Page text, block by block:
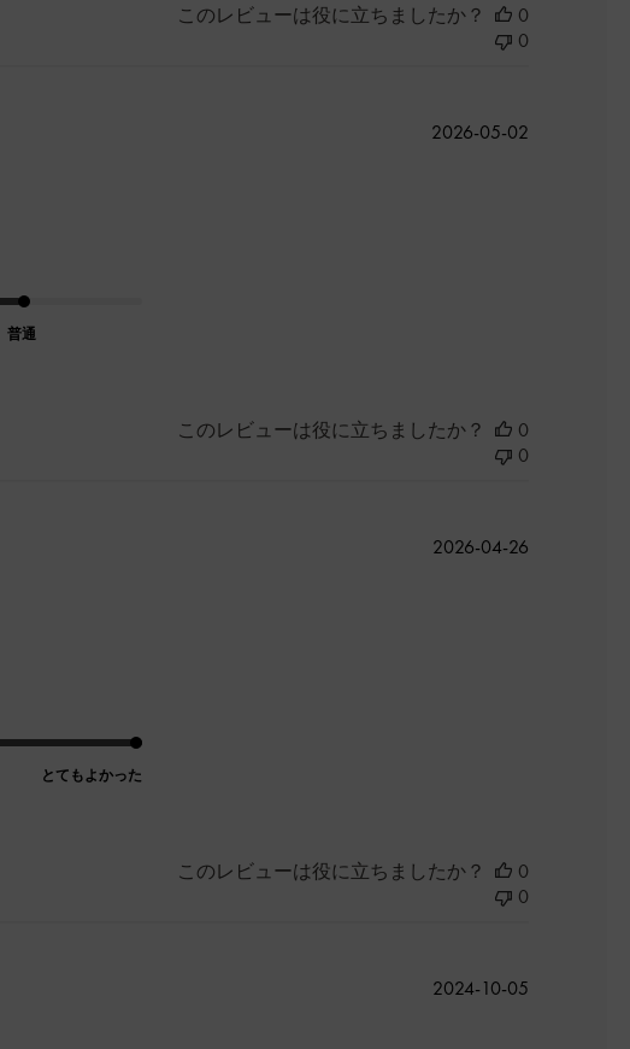
このレビューは役に立ちましたか？
0
0
普通
公
2026-05-02
このレビューは役に立ちましたか？
0
0
とてもよかった
公
2026-04-26
このレビューは役に立ちましたか？
0
0
公
2024-10-05